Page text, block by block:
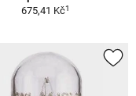
675,41 Kč1